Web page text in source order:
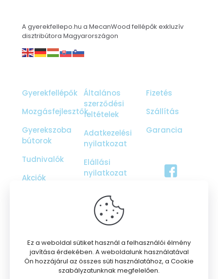
A gyerekfellepo.hu a MecanWood fellépők exkluzív
disztribútora Magyarországon
Gyerekfellépők
Mozgásfejlesztők
Gyerekszoba
bútorok
Tudnivalók
Akciók
Általános
szerződési
feltételek
Adatkezelési
nyilatkozat
Elállási
nyilatkozat
Fizetés
Szállítás
Garancia
Ez a weboldal sütiket használ a felhasználói élmény
javítása érdekében. A weboldalunk használatával
Ön hozzájárul az összes süti használatához, a Cookie
szabályzatunknak megfelelően.